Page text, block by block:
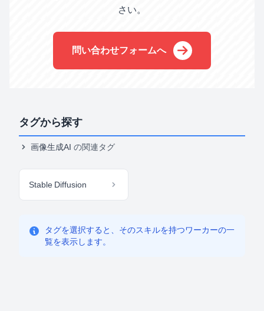
さい。
問い合わせフォームへ
タグから探す
画像生成AI の関連タグ
Stable Diffusion
タグを選択すると、そのスキルを持つワーカーの一
覧を表示します。